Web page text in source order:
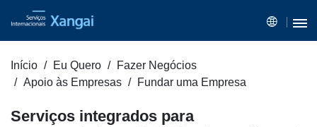
Início Eu Quero
Fazer Negócios
Apoio às Empresas
Fundar uma Empresa
Serviços integrados para